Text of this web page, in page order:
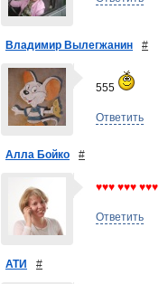
Владимир Вылегжанин #
555
Ответить
Алла Бойко #
♥♥♥ ♥♥♥ ♥♥♥
Ответить
АТИ #